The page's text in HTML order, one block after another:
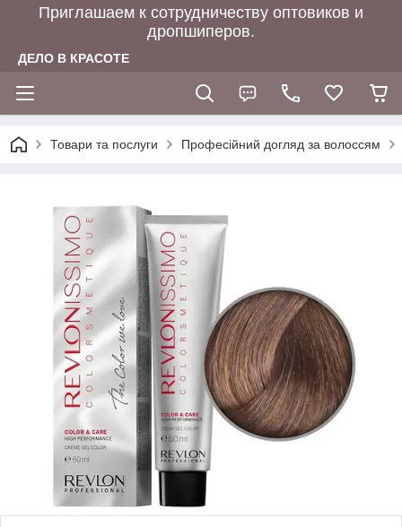
Приглашаем к сотрудничеству оптовиков и
дропшиперов.
ДЕЛО В КРАСОТЕ
Товари та послуги Професійний догляд за волоссям